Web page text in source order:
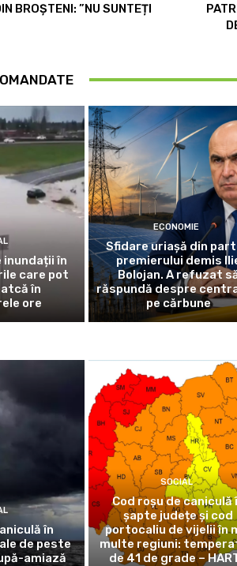
BROȘTENI: ”NU SUNTEȚI
în
care pot
în
ore
ECONOMIE
Sfidare uriașă din
premierului demis
Bolojan. A refuzat
răspundă despre
pe cărbune
în
de peste
amiază
SOCIAL
Cod roșu de caniculă
șapte județe și cod
portocaliu de vijelii în
multe regiuni:
de 41 de grade –